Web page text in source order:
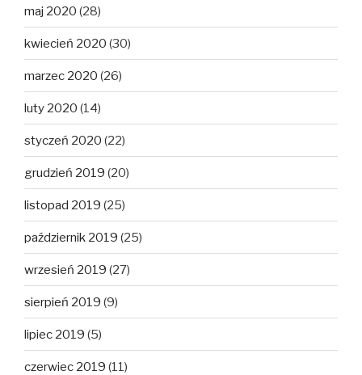
maj 2020 (28)
kwiecień 2020 (30)
marzec 2020 (26)
luty 2020 (14)
styczeń 2020 (22)
grudzień 2019 (20)
listopad 2019 (25)
październik 2019 (25)
wrzesień 2019 (27)
sierpień 2019 (9)
lipiec 2019 (5)
czerwiec 2019 (11)